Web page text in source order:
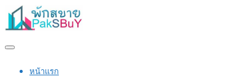
หน้าแรก